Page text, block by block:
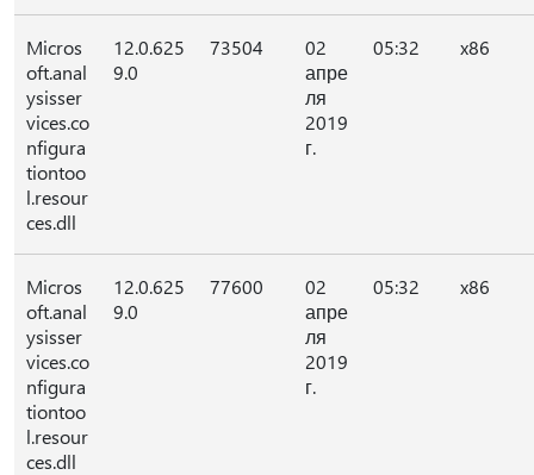
Micros
oft.anal
ysisser
vices.co
nfigura
tiontoo
l.resour
ces.dll
12.0.625
9.0
73504
02
апре
ля
2019
г.
05:32 x86
Micros
oft.anal
ysisser
vices.co
nfigura
tiontoo
l.resour
ces.dll
12.0.625
9.0
77600
02
апре
ля
2019
г.
05:32 x86